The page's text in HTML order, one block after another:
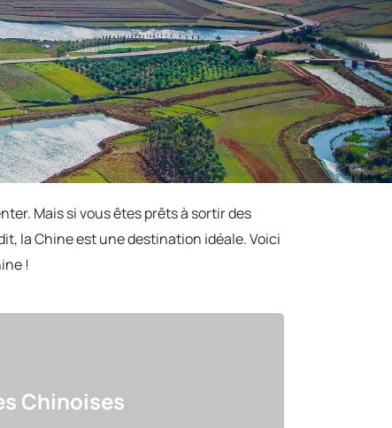
Mais si vous êtes prêts à sortir des
la Chine est une destination idéale. Voici
!
Chinoises